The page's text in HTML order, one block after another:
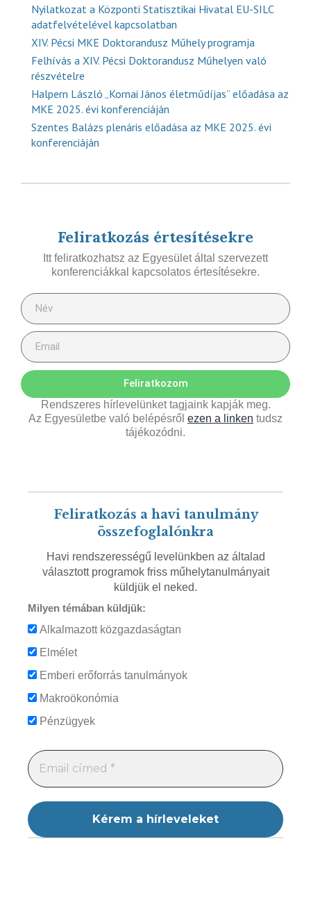
Nyilatkozat a Központi Statisztikai Hivatal EU-SILC
adatfelvételével kapcsolatban
XIV. Pécsi MKE Doktorandusz Műhely programja
Felhívás a XIV. Pécsi Doktorandusz Műhelyen való
részvételre
Halpern László „Kornai János életműdíjas” előadása az
MKE 2025. évi konferenciáján
Szentes Balázs plenáris előadása az MKE 2025. évi
konferenciáján
Feliratkozás értesítésekre
Itt feliratkozhatsz az Egyesület által szervezett
konferenciákkal kapcsolatos értesítésekre.
Feliratkozom
Rendszeres hírlevelünket tagjaink kapják meg.
Az Egyesületbe való belépésről ezen a linken tudsz
tájékozódni.
Feliratkozás a havi tanulmány
összefoglalónkra
Havi rendszerességű levelünkben az általad
választott programok friss műhelytanulmányait
küldjük el neked.
Milyen témában küldjük:
Alkalmazott közgazdaságtan
Elmélet
Emberi erőforrás tanulmányok
Makroökonómia
Pénzügyek